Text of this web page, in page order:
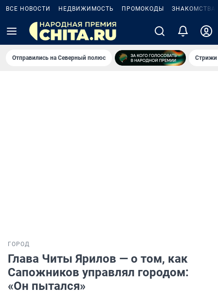
ВСЕ НОВОСТИ НЕДВИЖИМОСТЬ ПРОМОКОДЫ ЗНАКОМСТВА
Отправились на Северный полюс Стрижи
ГОРОД
Глава Читы Ярилов — о том, как
Сапожников управлял городом:
«Он пытался»